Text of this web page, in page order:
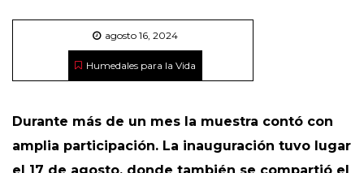
agosto 16, 2024
Humedales para la Vida
Durante más de un mes la muestra contó con
amplia participación. La inauguración tuvo lugar